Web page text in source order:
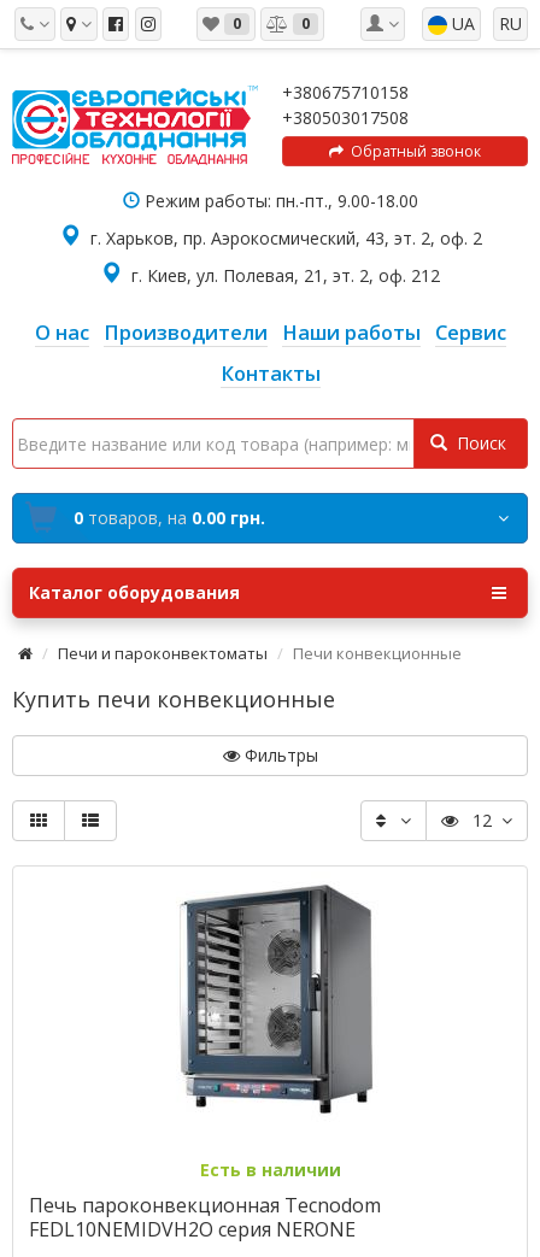
RU
UA
0 0
+380675710158
+380503017508
Обратный звонок
Режим работы: пн.-пт., 9.00-18.00
г. Харьков, пр. Аэрокосмический, 43, эт. 2, оф. 2
г. Киев, ул. Полевая, 21, эт. 2, оф. 212
О нас Производители Наши работы
Сервис
Контакты
Поиск
0 товаров, на 0.00 грн.
Каталог оборудования
Печи и пароконвектоматы Печи конвекционные
Купить печи конвекционные
Фильтры
12
Есть в наличии
Печь пароконвекционная Tecnodom
FEDL10NEMIDVH2O серия NERONE